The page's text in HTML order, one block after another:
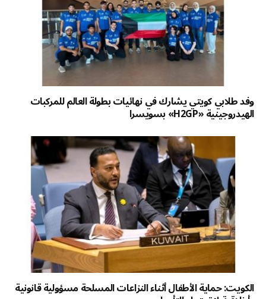
وفد طلابي كويتي يشارك في نهائيات بطولة العالم للمركبات
الهيدروجينية «H2GP» بسويسرا
الكويت: حماية الأطفال أثناء النزاعات المسلحة مسؤولية قانونية